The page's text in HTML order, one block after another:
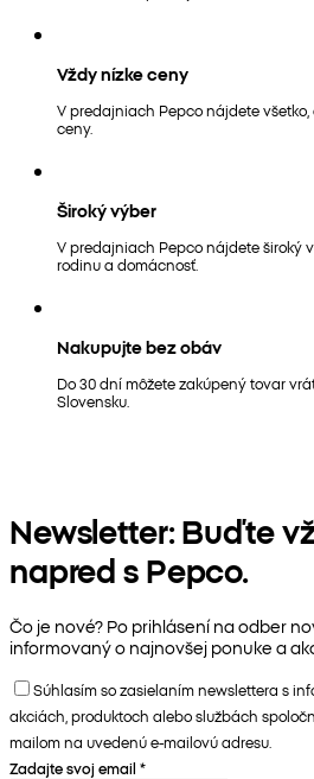
Vždy nízke ceny
V predajniach Pepco nájdete
ceny.
Široký výber
V predajniach Pepco nájdete široký
rodinu a domácnosť.
Nakupujte bez obáv
Do 30 dní môžete zakúpený tovar
Slovensku.
Newsletter: Buďte
napred s Pepco.
Čo je nové? Po prihlásení na odber
informovaný o najnovšej ponuke a
Súhlasím so zasielaním newslettera s
akciách, produktoch alebo službách
mailom na uvedenú e-mailovú adresu.
Zadajte svoj email *